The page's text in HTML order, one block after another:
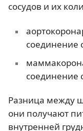
сосудов и их
соединение
соединение
Разница между
они получают
внутренней